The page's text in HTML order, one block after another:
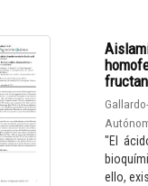
"El
ello,